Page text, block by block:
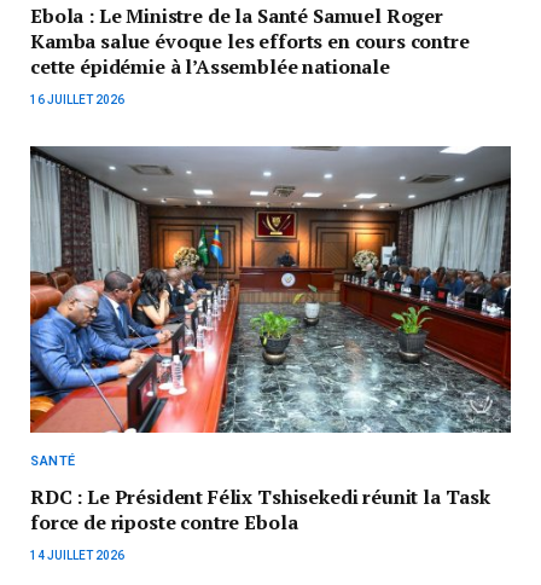
Ebola : Le Ministre de la Santé Samuel Roger
Kamba salue évoque les efforts en cours contre
cette épidémie à l’Assemblée nationale
16 JUILLET 2026
SANTÉ
RDC : Le Président Félix Tshisekedi réunit la Task
force de riposte contre Ebola
14 JUILLET 2026